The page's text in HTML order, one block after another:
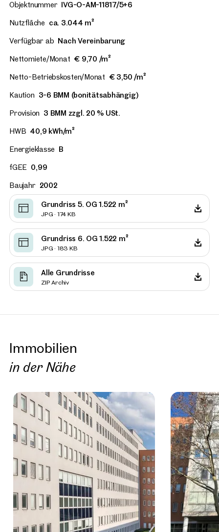
Objektnummer IVG-O-AM-11817/5+6
Nutzfläche ca. 3.044 m²
Verfügbar ab Nach Vereinbarung
Nettomiete/Monat € 9,70 /m²
Netto-Betriebskosten/Monat € 3,50 /m²
Kaution 3-6 BMM (bonitätsabhängig)
Provision 3 BMM zzgl. 20 % USt.
HWB 40,9 kWh/m²
Energieklasse B
fGEE 0,99
Baujahr 2002
Grundriss 5. OG 1.522 m²
JPG · 174 KB
Grundriss 6. OG 1.522 m²
JPG · 183 KB
Alle Grundrisse
ZIP Archiv
Immobilien
in der Nähe